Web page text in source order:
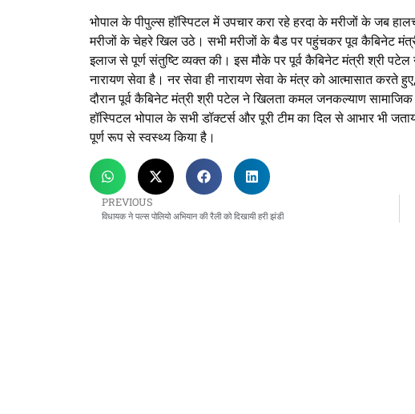
भोपाल के पीपुल्स हॉस्पिटल में उपचार करा रहे हरदा के मरीजों के जब
मरीजों के चेहरे खिल उठे। सभी मरीजों के बैड पर पहुंचकर पूव कैबिनेट
इलाज से पूर्ण संतुष्टि व्यक्त की। इस मौके पर पूर्व कैबिनेट मंत्री श्री
नारायण सेवा है। नर सेवा ही नारायण सेवा के मंत्र को आत्मासात करते
दौरान पूर्व कैबिनेट मंत्री श्री पटेल ने खिलता कमल जनकल्याण
हॉस्पिटल भोपाल के सभी डॉक्टर्स और पूरी टीम का दिल से आभार भी
पूर्ण रूप से स्वस्थ्य किया है।
PREVIOUS
विधायक ने पल्स पोलियो अभियान की रैली को दिखायी हरी झंडी